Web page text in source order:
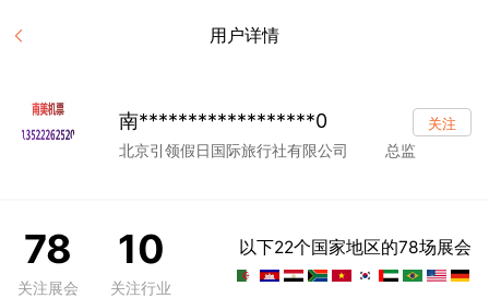
用户详情
南******************0
北京引领假日国际旅行社有限公司 总监
关注
78
关注展会
10
关注行业
以下22个国家地区的78场展会